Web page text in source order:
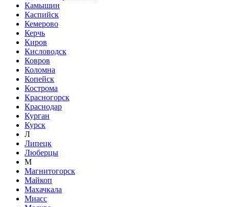
Камышин
Каспийск
Кемерово
Керчь
Киров
Кисловодск
Ковров
Коломна
Копейск
Кострома
Красногорск
Краснодар
Курган
Курск
Л
Липецк
Люберцы
М
Магнитогорск
Майкоп
Махачкала
Миасс